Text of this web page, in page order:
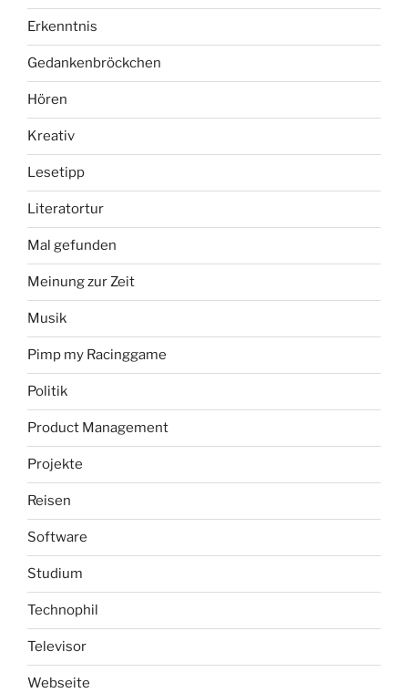
Erkenntnis
Gedankenbröckchen
Hören
Kreativ
Lesetipp
Literatortur
Mal gefunden
Meinung zur Zeit
Musik
Pimp my Racinggame
Politik
Product Management
Projekte
Reisen
Software
Studium
Technophil
Televisor
Webseite